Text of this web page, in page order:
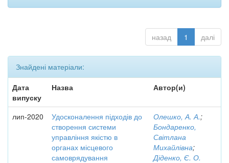
назад 1 далі
Знайдені матеріали:
Дата
випуску
Назва Автор(и)
лип-2020
Удосконалення підходів до
створення системи
управління якістю в
органах місцевого
самоврядування
Олешко, А. А.;
Бондаренко,
Світлана
Михайлівна;
Діденко, Є. О.